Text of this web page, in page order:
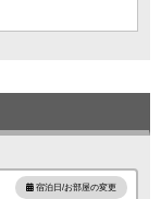
ー等が楽しめます）
ご利用下さい）
宿泊日/お部屋の変更